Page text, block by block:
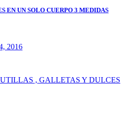
EN UN SOLO CUERPO 3 MEDIDAS
2016
, GALLETAS Y DULCES